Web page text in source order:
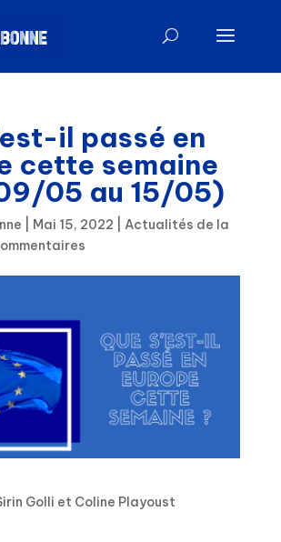
il passé en
cette semaine
05 au 15/05)
Mai 15, 2022
Actualités de la
Golli et Coline Playoust